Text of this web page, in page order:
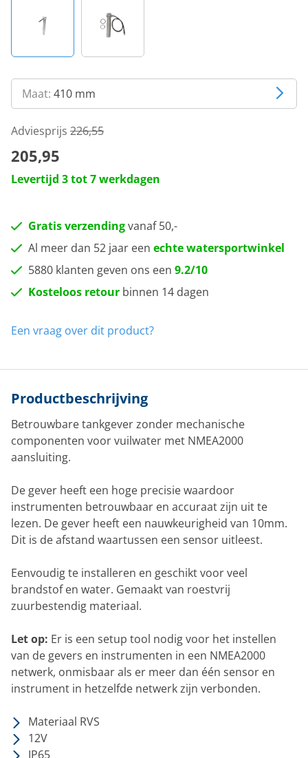
Maat: 410 mm
Adviesprijs 226,55
205,95
Levertijd 3 tot 7 werkdagen
Gratis verzendingvanaf 50,-
Al meer dan 52 jaar een echte watersportwinkel
5880 klanten geven ons een 9.2/10
Kosteloos retour binnen 14 dagen
Een vraag over dit product?
Productbeschrijving
Betrouwbare tankgever zonder mechanische
componenten voor vuilwater met NMEA2000
aansluiting.
De gever heeft een hoge precisie waardoor
instrumenten betrouwbaar en accuraat zijn uit te
lezen. De gever heeft een nauwkeurigheid van 10mm.
Dit is de afstand waartussen een sensor uitleest.
Eenvoudig te installeren en geschikt voor veel
brandstof en water. Gemaakt van roestvrij
zuurbestendig materiaal.
Let op: Er is een setup tool nodig voor het instellen
van de gevers en instrumenten in een NMEA2000
netwerk, onmisbaar als er meer dan één sensor en
instrument in hetzelfde netwerk zijn verbonden.
Materiaal RVS
12V
IP65